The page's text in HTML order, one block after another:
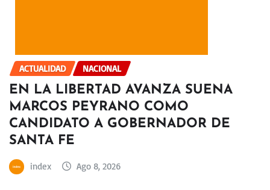
ACTUALIDAD NACIONAL
EN LA LIBERTAD AVANZA SUENA
MARCOS PEYRANO COMO
CANDIDATO A GOBERNADOR DE
SANTA FE
index Ago 8, 2026